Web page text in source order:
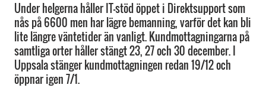
Under helgerna håller IT-stöd öppet i Direktsupport som
nås på 6600 men har lägre bemanning, varför det kan bli
lite längre väntetider än vanligt. Kundmottagningarna på
samtliga orter håller stängt 23, 27 och 30 december. I
Uppsala stänger kundmottagningen redan 19/12 och
öppnar igen 7/1.